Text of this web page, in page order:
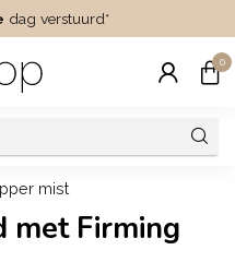
dag verstuurd*
0
mist
met Firming